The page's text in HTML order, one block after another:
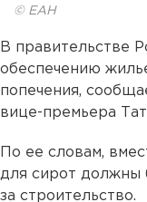
© ЕАН
В правительстве
обеспечению
попечения,
вице-премьера
По ее словам,
для сирот должны
за строительство.